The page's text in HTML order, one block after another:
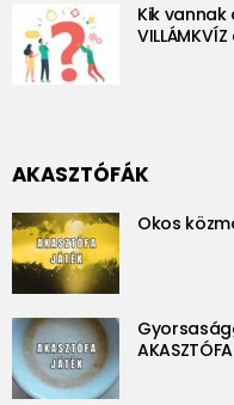
Kik
AKASZTÓFÁK
Okos